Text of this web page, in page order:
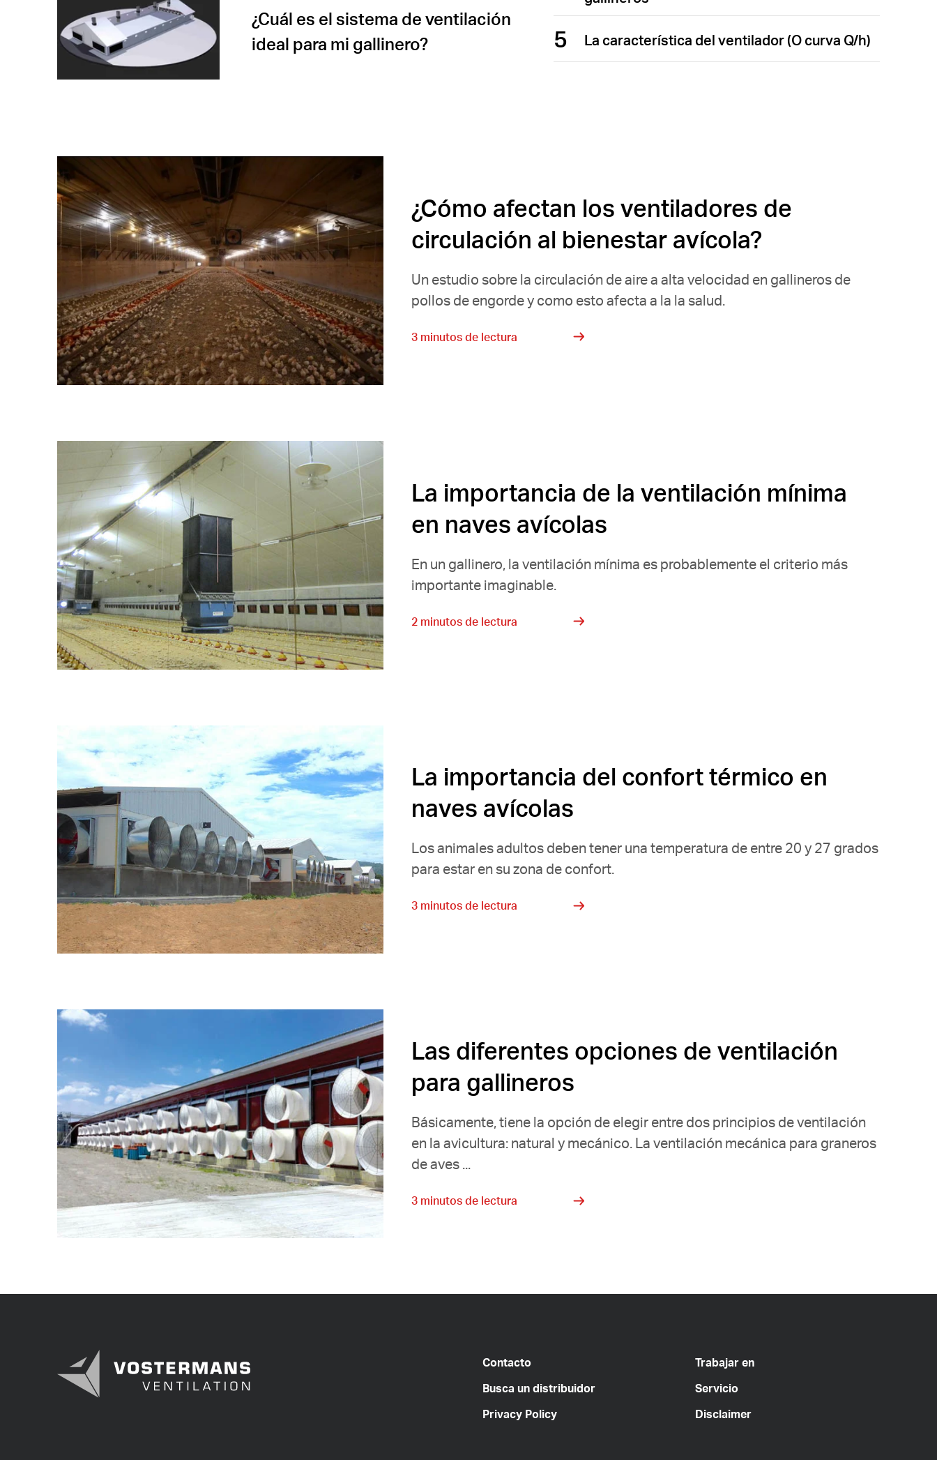
¿Cuál es el sistema de ventilación
ideal para mi gallinero?
5 La característica del ventilador (O curva Q/h)
¿Cómo afectan los ventiladores de
circulación al bienestar avícola?
Un estudio sobre la circulación de aire a alta velocidad en gallineros de
pollos de engorde y como esto afecta a la la salud.
3 minutos de lectura
La importancia de la ventilación mínima
en naves avícolas
En un gallinero, la ventilación mínima es probablemente el criterio más
importante imaginable.
2 minutos de lectura
La importancia del confort térmico en
naves avícolas
Los animales adultos deben tener una temperatura de entre 20 y 27 grados
para estar en su zona de confort.
3 minutos de lectura
Las diferentes opciones de ventilación
para gallineros
Básicamente, tiene la opción de elegir entre dos principios de ventilación
en la avicultura: natural y mecánico. La ventilación mecánica para graneros
de aves ...
3 minutos de lectura
Contacto
Trabajar en
Busca un distribuidor
Servicio
Privacy Policy
Disclaimer